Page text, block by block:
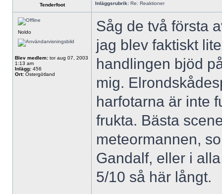
Tenderfoot Inläggsrubrik: Re: Reaktioner
Noldo
Blev medlem: tor aug 07, 2003
1:13 am
Inlägg: 456
Ort: Östergötland
Såg de två första
jag blev faktiskt
handlingen bjöd
mig.
harfotarna är inte
frukta. Bästa
meteormannen,
Gandalf, eller i
5/10 så här långt.